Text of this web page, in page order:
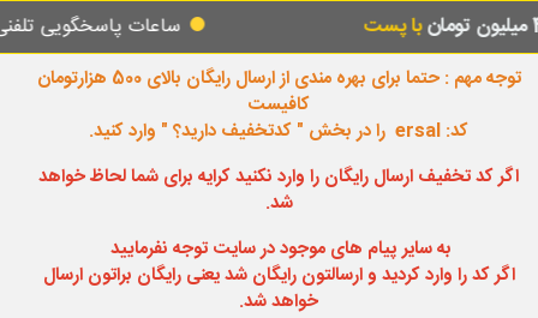
ساعات پاسخگویی تلفنی از ساعت 08:00 صبح تا ساعت 18:00 عصر یکسره
توجه مهم : حتما برای بهره مندی از ارسال رایگان بالای 500 هزارتومان
کافیست
کد: ersal را در بخش " کدتخفیف دارید؟ " وارد کنید.
اگر کد تخفیف ارسال رایگان را وارد نکنید کرایه برای شما لحاظ خواهد
شد.
به سایر پیام های موجود در سایت توجه نفرمایید
اگر کد را وارد کردید و ارسالتون رایگان شد یعنی رایگان براتون ارسال
خواهد شد.